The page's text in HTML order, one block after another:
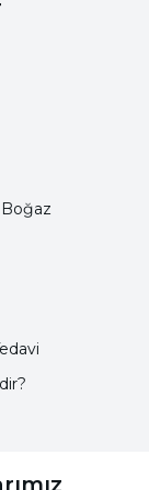
Belirtileri
şekilde
veya